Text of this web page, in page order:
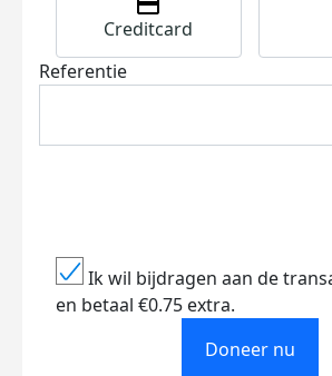
Creditcard
Referentie
Ik wil bijdragen aan de
en betaal €0.75 extra.
Doneer nu